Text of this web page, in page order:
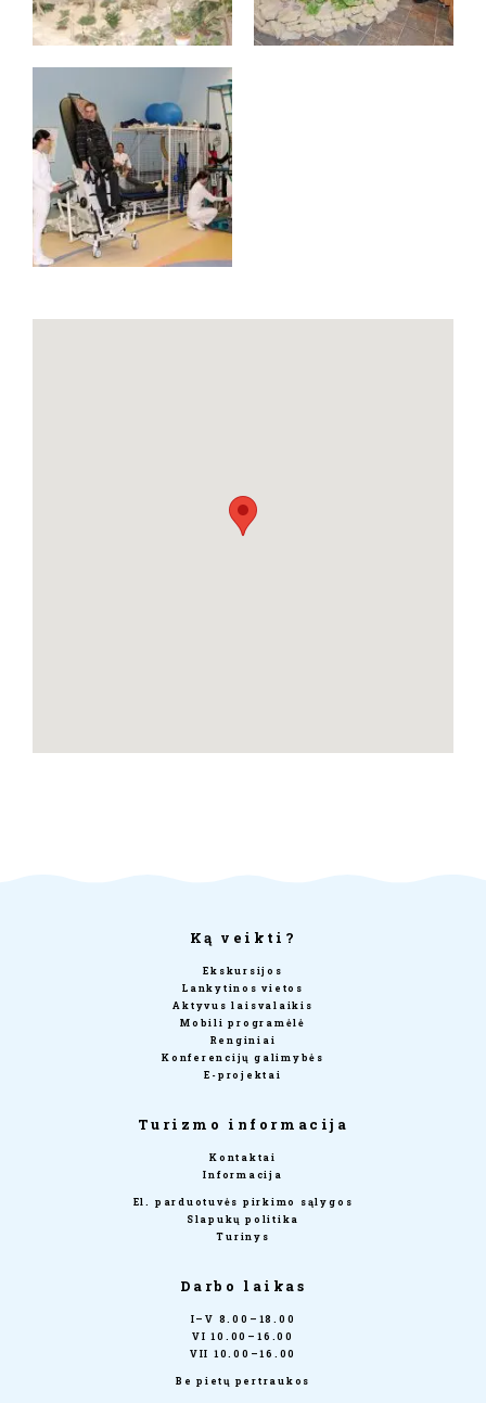
Ką veikti?
Ekskursijos
Lankytinos vietos
Aktyvus laisvalaikis
Mobili programėlė
Renginiai
Konferencijų galimybės
E-projektai
Turizmo informacija
Kontaktai
Informacija
El. parduotuvės pirkimo sąlygos
Slapukų politika
Turinys
Darbo laikas
I–V 8.00–18.00
VI 10.00–16.00
VII 10.00–16.00
Be pietų pertraukos